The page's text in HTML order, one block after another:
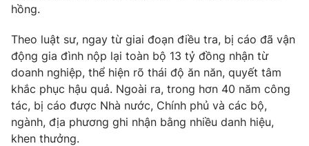
hồng.
Theo luật sư, ngay từ giai đoạn điều tra, bị cáo đã vận
động gia đình nộp lại toàn bộ 13 tỷ đồng nhận từ
doanh nghiệp, thể hiện rõ thái độ ăn năn, quyết tâm
khắc phục hậu quả. Ngoài ra, trong hơn 40 năm công
tác, bị cáo được Nhà nước, Chính phủ và các bộ,
ngành, địa phương ghi nhận bằng nhiều danh hiệu,
khen thưởng.